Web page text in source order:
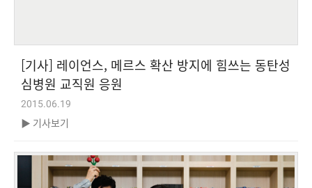
[기사] 레이언스, 메르스 확산 방지에 힘쓰는 동탄성
심병원 교직원 응원
2015.06.19
▶ 기사보기